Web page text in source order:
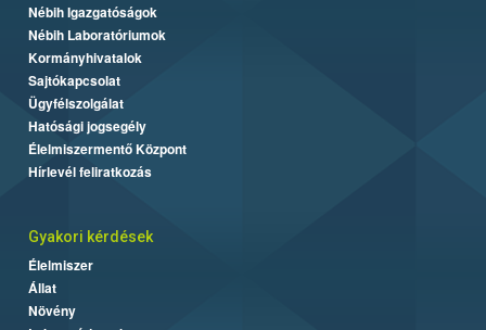
Nébih Igazgatóságok
Nébih Laboratóriumok
Kormányhivatalok
Sajtókapcsolat
Ügyfélszolgálat
Hatósági jogsegély
Élelmiszermentő Központ
Hírlevél feliratkozás
Gyakori kérdések
Élelmiszer
Állat
Növény